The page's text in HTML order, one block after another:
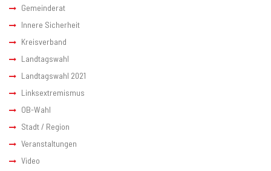
Gemeinderat
Innere Sicherheit
Kreisverband
Landtagswahl
Landtagswahl 2021
Linksextremismus
OB-Wahl
Stadt / Region
Veranstaltungen
Video